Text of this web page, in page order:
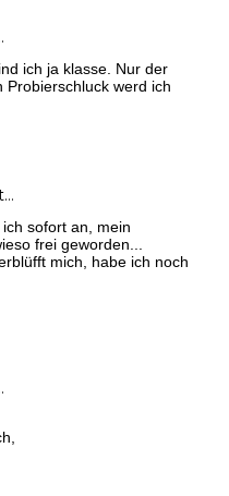
ich ja klasse. Nur der
Probierschluck werd ich
sofort an, mein
frei geworden...
mich, habe ich noch